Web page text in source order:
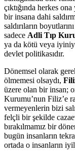
çıktığında herkes
bir insana dahi
saldırıların
sadece Adli Tıp
ya da kötü veya
devlet politikasıdır.
Dönemsel olarak
ölmemesi olsaydı,
üzere olan bir insan;
Kurumu’nun Filiz’e
vermeyenlerin bizi
felçli bir şekilde
bırakılmamız bir
bugün insanların
ortada o insanların